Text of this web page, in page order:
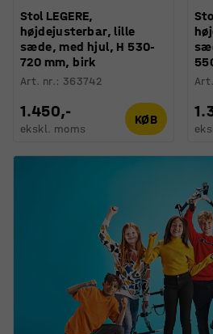
Stol LEGERE,
højdejusterbar, lille
sæde, med hjul, H 530-
720 mm, birk
Art. nr.: 363742
1.450,-
ekskl. moms
KØB